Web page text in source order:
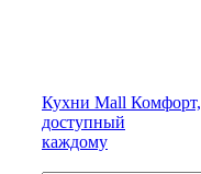
Кухни Mall Комфорт,
доступный
каждому